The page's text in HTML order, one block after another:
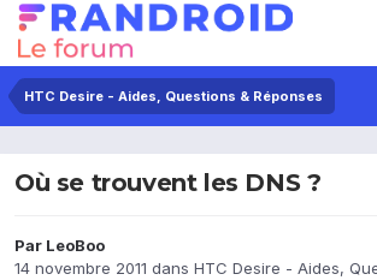
HTC Desire - Aides, Questions & Réponses
Où se trouvent les DNS ?
Par LeoBoo
14 novembre 2011 dans HTC Desire - Aides,